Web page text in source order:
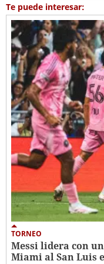
Te puede interesar:
TORNEO
Messi lidera con
Miami al San Luis